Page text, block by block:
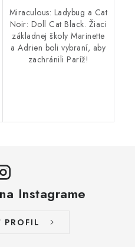
Miraculous: Ladybug a Cat
Noir: Doll Cat Black. Žiaci
základnej školy Marinette
a Adrien boli vybraní, aby
zachránili Paríž!
Instagrame
PROFIL